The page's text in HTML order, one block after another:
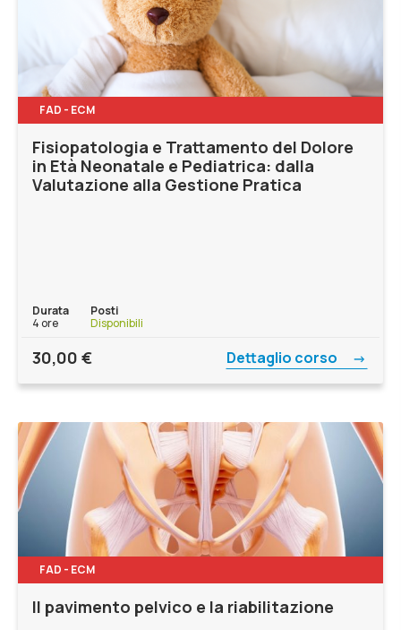
FAD - ECM
Fisiopatologia e Trattamento del Dolore
in Età Neonatale e Pediatrica: dalla
Valutazione alla Gestione Pratica
Durata
4 ore
Posti
Disponibili
30,00 € Dettaglio corso
FAD - ECM
Il pavimento pelvico e la riabilitazione